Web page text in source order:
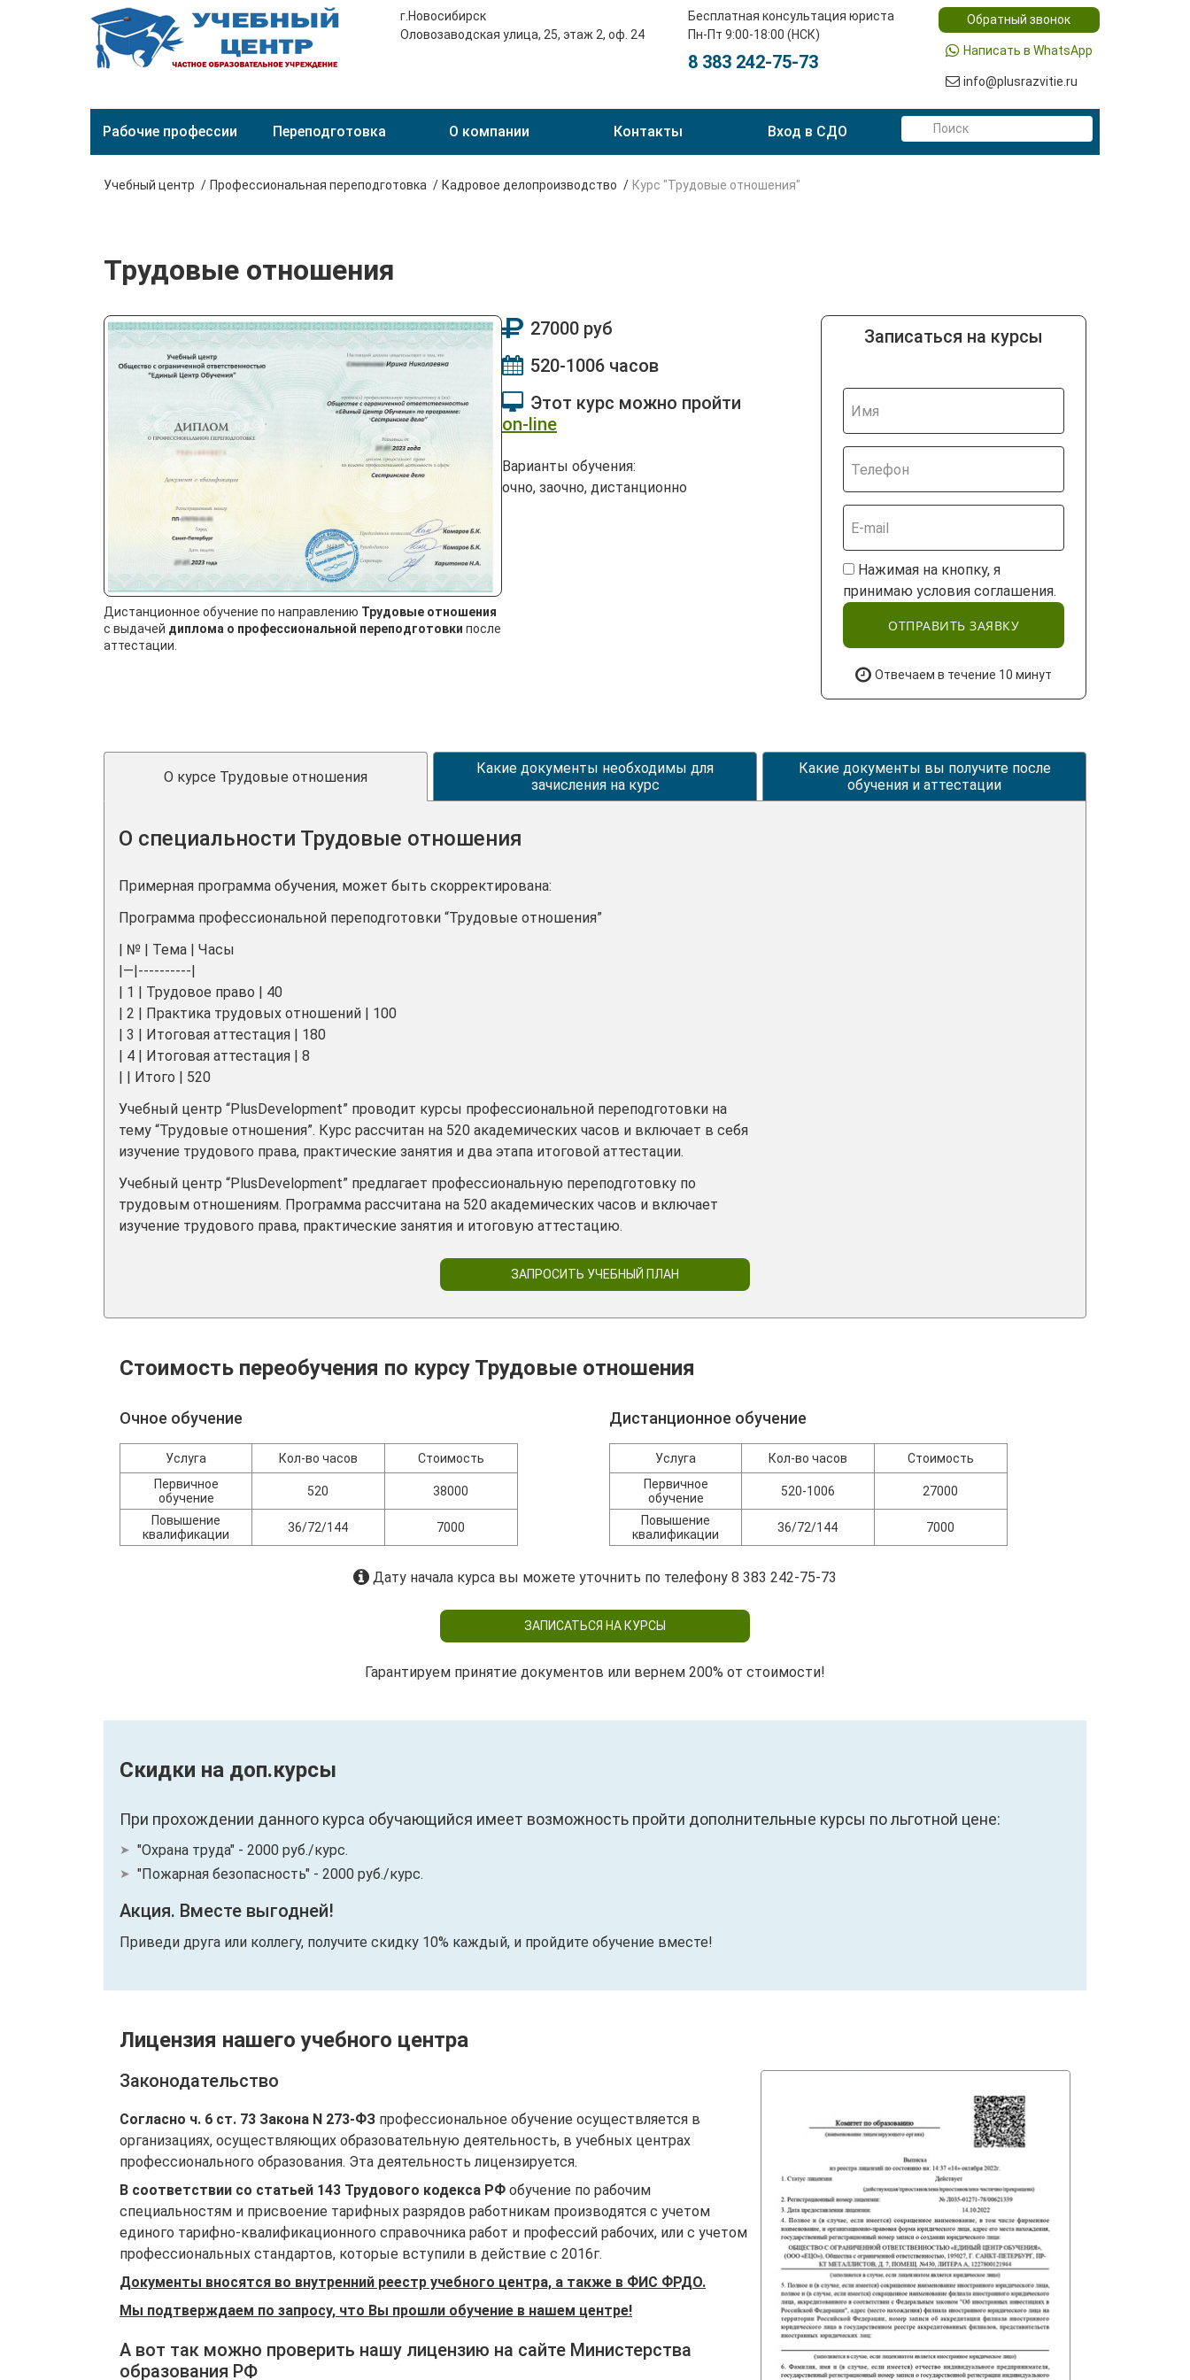
г.Новосибирск
Оловозаводская улица, 25, этаж 2, оф. 24
Бесплатная консультация юриста
Пн-Пт 9:00-18:00 (НСК)
8 383 242-75-73
Обратный звонок
Написать в WhatsApp
info@plusrazvitie.ru
Рабочие профессии Переподготовка О компании Контакты Вход в СДО
Учебный центр Профессиональная переподготовка Кадровое делопроизводство Курс "Трудовые отношения"
Трудовые отношения
Дистанционное обучение по направлению Трудовые отношения
с выдачей диплома о профессиональной переподготовки после
аттестации.
27000 руб
520-1006 часов
Этот курс можно пройти
on-line
Варианты обучения:
очно, заочно, дистанционно
Записаться на курсы
Нажимая на кнопку, я
принимаю условия соглашения.
ОТПРАВИТЬ ЗАЯВКУ
Отвечаем в течение 10 минут
О курсе Трудовые отношения
Какие документы необходимы для
зачисления на курс
Какие документы вы получите после
обучения и аттестации
О специальности Трудовые отношения
Примерная программа обучения, может быть скорректирована:
Программа профессиональной переподготовки “Трудовые отношения”
| № | Тема | Часы
|—|----------|
| 1 | Трудовое право | 40
| 2 | Практика трудовых отношений | 100
| 3 | Итоговая аттестация | 180
| 4 | Итоговая аттестация | 8
| | Итого | 520
Учебный центр “PlusDevelopment” проводит курсы профессиональной переподготовки на
тему “Трудовые отношения”. Курс рассчитан на 520 академических часов и включает в себя
изучение трудового права, практические занятия и два этапа итоговой аттестации.
Учебный центр “PlusDevelopment” предлагает профессиональную переподготовку по
трудовым отношениям. Программа рассчитана на 520 академических часов и включает
изучение трудового права, практические занятия и итоговую аттестацию.
ЗАПРОСИТЬ УЧЕБНЫЙ ПЛАН
Стоимость переобучения по курсу Трудовые отношения
Очное обучение
Услуга Кол-во часов
Стоимость
Первичное
обучение
520 38000
Повышение
квалификации
36/72/144 7000
Дистанционное обучение
Услуга Кол-во часов
Стоимость
Первичное
обучение
520-1006 27000
Повышение
квалификации
36/72/144 7000
Дату начала курса вы можете уточнить по телефону 8 383 242-75-73
ЗАПИСАТЬСЯ НА КУРСЫ
Гарантируем принятие документов или вернем 200% от стоимости!
Скидки на доп.курсы
При прохождении данного курса обучающийся имеет возможность пройти дополнительные курсы по льготной цене:
"Охрана труда" - 2000 руб./курс.
"Пожарная безопасность" - 2000 руб./курс.
Акция. Вместе выгодней!
Приведи друга или коллегу, получите скидку 10% каждый, и пройдите обучение вместе!
Лицензия нашего учебного центра
Законодательство
Согласно ч. 6 ст. 73 Закона N 273-ФЗ профессиональное обучение осуществляется в
организациях, осуществляющих образовательную деятельность, в учебных центрах
профессионального образования. Эта деятельность лицензируется.
В соответствии со статьей 143 Трудового кодекса РФ обучение по рабочим
специальностям и присвоение тарифных разрядов работникам производятся с учетом
единого тарифно-квалификационного справочника работ и профессий рабочих, или с учетом
профессиональных стандартов, которые вступили в действие с 2016г.
Документы вносятся во внутренний реестр учебного центра, а также в ФИС ФРДО.
Мы подтверждаем по запросу, что Вы прошли обучение в нашем центре!
А вот так можно проверить нашу лицензию на сайте Министерства
образования РФ